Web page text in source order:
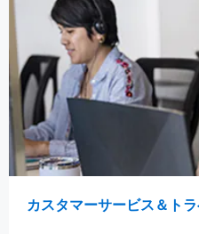
カスタマーサービス＆ト